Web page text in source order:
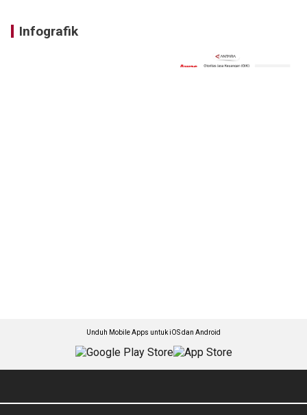
Infografik
Unduh Mobile Apps untuk iOS dan Android